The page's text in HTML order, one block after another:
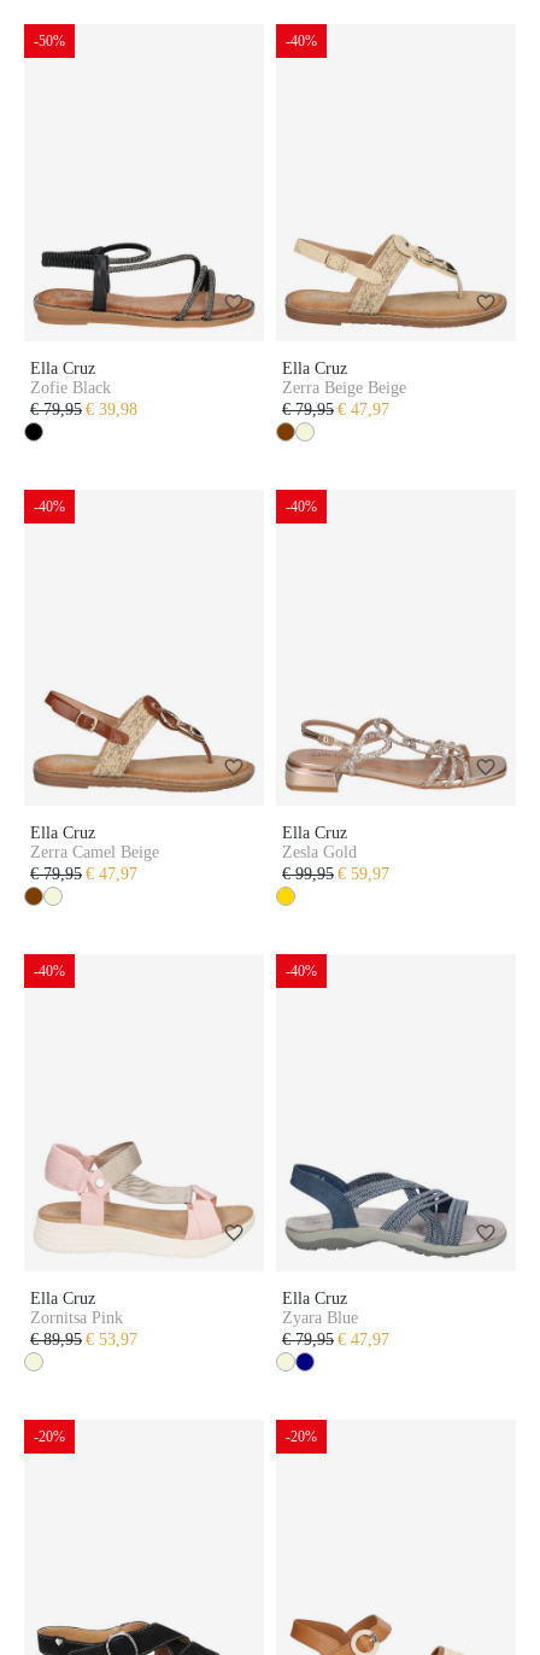
-50%
Ella Cruz
Zofie Black
€ 79,95 € 39,98
-40%
Ella Cruz
Zerra Beige Beige
€ 79,95 € 47,97
-40%
Ella Cruz
Zerra Camel Beige
€ 79,95 € 47,97
-40%
Ella Cruz
Zesla Gold
€ 99,95 € 59,97
-40%
Ella Cruz
Zornitsa Pink
€ 89,95 € 53,97
-40%
Ella Cruz
Zyara Blue
€ 79,95 € 47,97
-20% -20%